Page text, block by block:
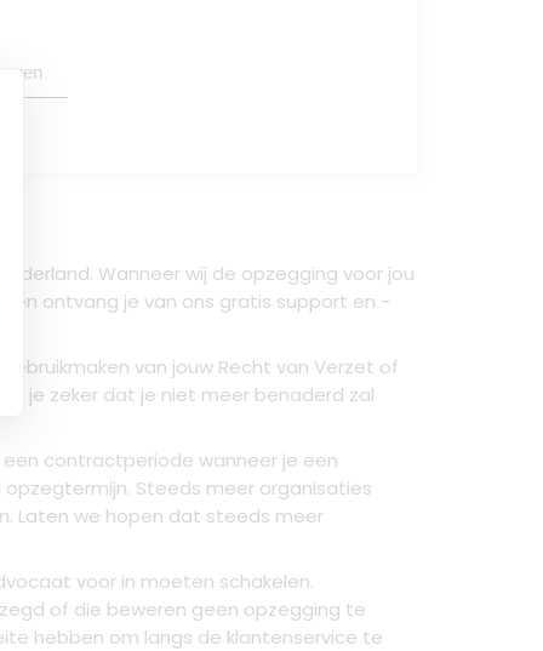
Wanneer wij de opzegging voor jou
en ontvang je van ons gratis support en -
van jouw Recht van Verzet of
je zeker dat je niet meer benaderd zal
contractperiode wanneer je een
Steeds meer organisaties
Laten we hopen dat steeds meer
voor in moeten schakelen.
of die beweren geen opzegging te
hebben om langs de klantenservice te